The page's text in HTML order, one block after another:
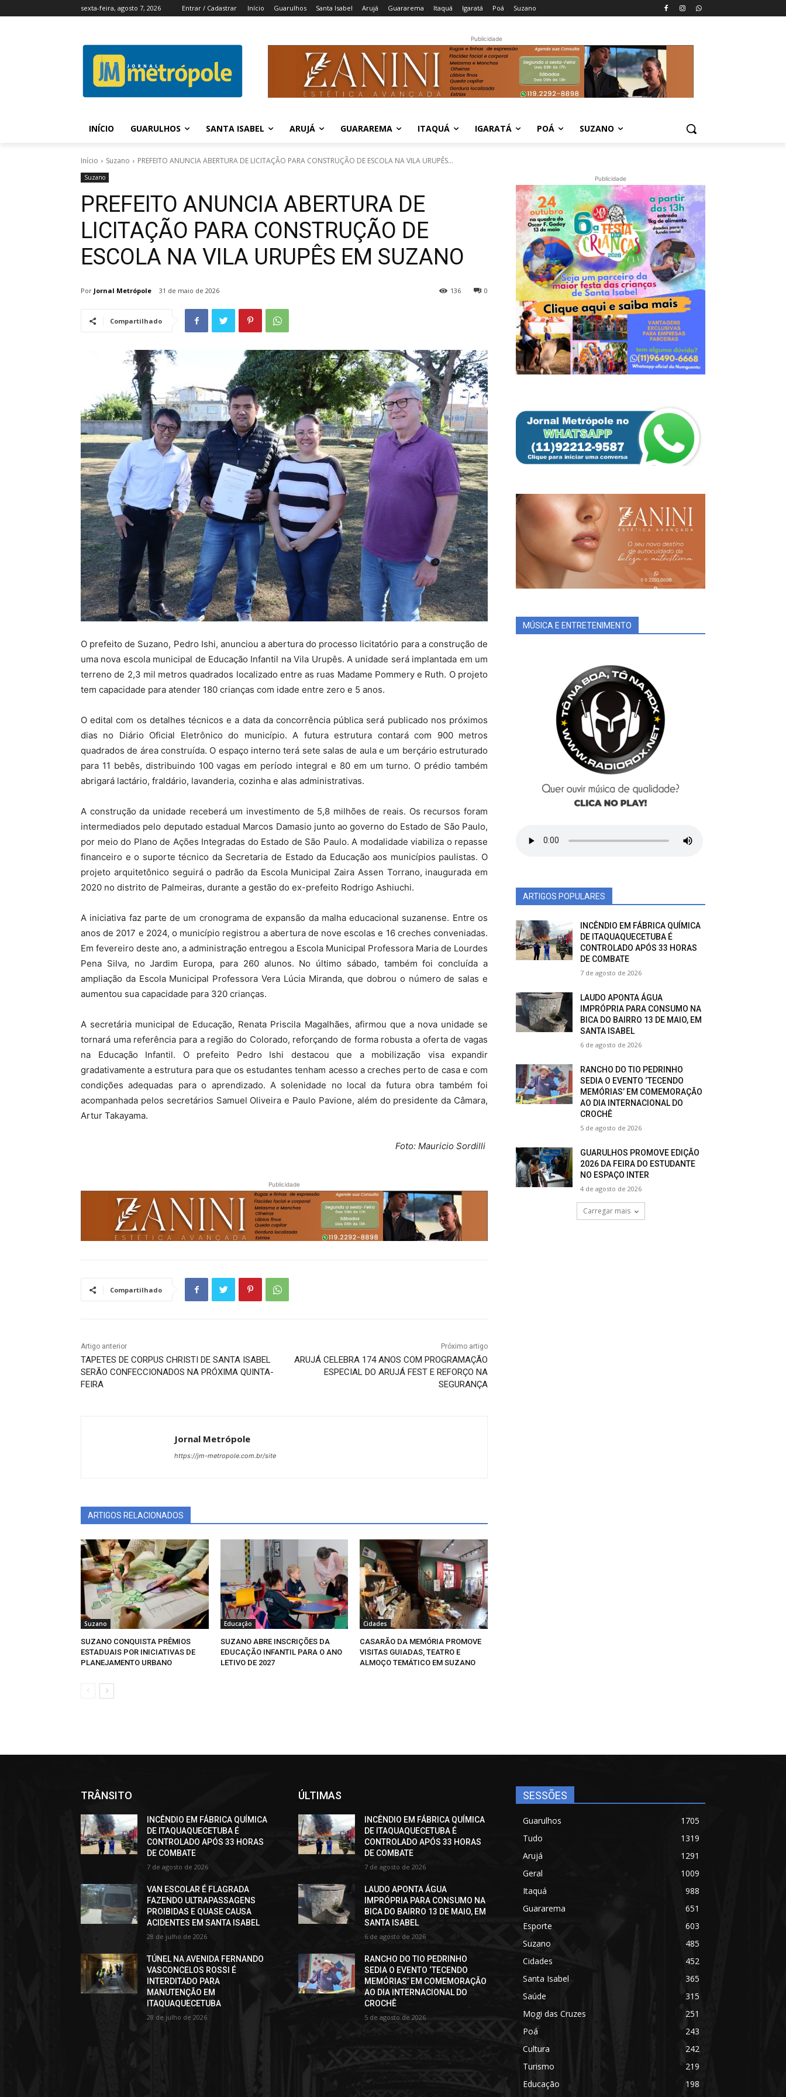
sexta-feira, agosto 7, 2026 Entrar / Cadastrar Início Guarulhos Santa Isabel Arujá Guararema Itaquá Igaratá Poá Suzano
Publicidade
INÍCIO GUARULHOS SANTA ISABEL ARUJÁ GUARAREMA ITAQUÁ IGARATÁ POÁ SUZANO
Início Suzano PREFEITO ANUNCIA ABERTURA DE LICITAÇÃO PARA CONSTRUÇÃO DE ESCOLA NA VILA URUPÊS...
Suzano
PREFEITO ANUNCIA ABERTURA DE
LICITAÇÃO PARA CONSTRUÇÃO DE
ESCOLA NA VILA URUPÊS EM SUZANO
Por Jornal Metrópole 31 de maio de 2026 0
136
Compartilhado
O prefeito de Suzano, Pedro Ishi, anunciou a abertura do processo licitatório para a construção de
uma nova escola municipal de Educação Infantil na Vila Urupês. A unidade será implantada em um
terreno de 2,3 mil metros quadrados localizado entre as ruas Madame Pommery e Ruth. O projeto
tem capacidade para atender 180 crianças com idade entre zero e 5 anos.
O edital com os detalhes técnicos e a data da concorrência pública será publicado nos próximos
dias no Diário Oficial Eletrônico do município. A futura estrutura contará com 900 metros
quadrados de área construída. O espaço interno terá sete salas de aula e um berçário estruturado
para 11 bebês, distribuindo 100 vagas em período integral e 80 em um turno. O prédio também
abrigará lactário, fraldário, lavanderia, cozinha e alas administrativas.
A construção da unidade receberá um investimento de 5,8 milhões de reais. Os recursos foram
intermediados pelo deputado estadual Marcos Damasio junto ao governo do Estado de São Paulo,
por meio do Plano de Ações Integradas do Estado de São Paulo. A modalidade viabiliza o repasse
financeiro e o suporte técnico da Secretaria de Estado da Educação aos municípios paulistas. O
projeto arquitetônico seguirá o padrão da Escola Municipal Zaira Assen Torrano, inaugurada em
2020 no distrito de Palmeiras, durante a gestão do ex-prefeito Rodrigo Ashiuchi.
A iniciativa faz parte de um cronograma de expansão da malha educacional suzanense. Entre os
anos de 2017 e 2024, o município registrou a abertura de nove escolas e 16 creches conveniadas.
Em fevereiro deste ano, a administração entregou a Escola Municipal Professora Maria de Lourdes
Pena Silva, no Jardim Europa, para 260 alunos. No último sábado, também foi concluída a
ampliação da Escola Municipal Professora Vera Lúcia Miranda, que dobrou o número de salas e
aumentou sua capacidade para 320 crianças.
A secretária municipal de Educação, Renata Priscila Magalhães, afirmou que a nova unidade se
tornará uma referência para a região do Colorado, reforçando de forma robusta a oferta de vagas
na Educação Infantil. O prefeito Pedro Ishi destacou que a mobilização visa expandir
gradativamente a estrutura para que os estudantes tenham acesso a creches perto de casa e com
condições adequadas para o aprendizado. A solenidade no local da futura obra também foi
acompanhada pelos secretários Samuel Oliveira e Paulo Pavione, além do presidente da Câmara,
Artur Takayama.
Foto: Mauricio Sordilli
Publicidade
Compartilhado
Artigo anterior
TAPETES DE CORPUS CHRISTI DE SANTA ISABEL
SERÃO CONFECCIONADOS NA PRÓXIMA QUINTA-
FEIRA
Próximo artigo
ARUJÁ CELEBRA 174 ANOS COM PROGRAMAÇÃO
ESPECIAL DO ARUJÁ FEST E REFORÇO NA
SEGURANÇA
Jornal Metrópole
https://jm-metropole.com.br/site
ARTIGOS RELACIONADOS
Suzano
SUZANO CONQUISTA PRÊMIOS
ESTADUAIS POR INICIATIVAS DE
PLANEJAMENTO URBANO
Educação
SUZANO ABRE INSCRIÇÕES DA
EDUCAÇÃO INFANTIL PARA O ANO
LETIVO DE 2027
Cidades
CASARÃO DA MEMÓRIA PROMOVE
VISITAS GUIADAS, TEATRO E
ALMOÇO TEMÁTICO EM SUZANO
Publicidade
MÚSICA E ENTRETENIMENTO
ARTIGOS POPULARES
INCÊNDIO EM FÁBRICA QUÍMICA
DE ITAQUAQUECETUBA É
CONTROLADO APÓS 33 HORAS
DE COMBATE
7 de agosto de 2026
LAUDO APONTA ÁGUA
IMPRÓPRIA PARA CONSUMO NA
BICA DO BAIRRO 13 DE MAIO, EM
SANTA ISABEL
6 de agosto de 2026
RANCHO DO TIO PEDRINHO
SEDIA O EVENTO ‘TECENDO
MEMÓRIAS’ EM COMEMORAÇÃO
AO DIA INTERNACIONAL DO
CROCHÊ
5 de agosto de 2026
GUARULHOS PROMOVE EDIÇÃO
2026 DA FEIRA DO ESTUDANTE
NO ESPAÇO INTER
4 de agosto de 2026
Carregar mais
TRÂNSITO
INCÊNDIO EM FÁBRICA QUÍMICA
DE ITAQUAQUECETUBA É
CONTROLADO APÓS 33 HORAS
DE COMBATE
7 de agosto de 2026
VAN ESCOLAR É FLAGRADA
FAZENDO ULTRAPASSAGENS
PROIBIDAS E QUASE CAUSA
ACIDENTES EM SANTA ISABEL
28 de julho de 2026
TÚNEL NA AVENIDA FERNANDO
VASCONCELOS ROSSI É
INTERDITADO PARA
MANUTENÇÃO EM
ITAQUAQUECETUBA
28 de julho de 2026
ÚLTIMAS
INCÊNDIO EM FÁBRICA QUÍMICA
DE ITAQUAQUECETUBA É
CONTROLADO APÓS 33 HORAS
DE COMBATE
7 de agosto de 2026
LAUDO APONTA ÁGUA
IMPRÓPRIA PARA CONSUMO NA
BICA DO BAIRRO 13 DE MAIO, EM
SANTA ISABEL
6 de agosto de 2026
RANCHO DO TIO PEDRINHO
SEDIA O EVENTO ‘TECENDO
MEMÓRIAS’ EM COMEMORAÇÃO
AO DIA INTERNACIONAL DO
CROCHÊ
5 de agosto de 2026
SESSÕES
Guarulhos
1705
Tudo
1319
Arujá
1291
Geral
1009
Itaquá
988
Guararema
651
Esporte
603
Suzano
485
Cidades
452
Santa Isabel
365
Saúde
315
Mogi das Cruzes
251
Poá
243
Cultura
242
Turismo
219
Educação
198